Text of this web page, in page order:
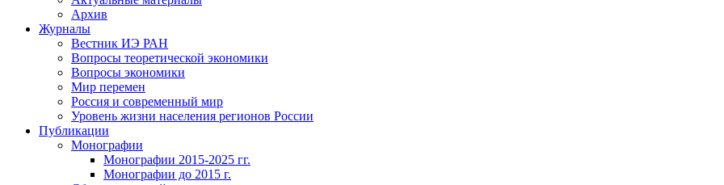
Архив
Журналы
Вестник ИЭ РАН
Вопросы теоретической экономики
Вопросы экономики
Мир перемен
Россия и современный мир
Уровень жизни населения регионов России
Публикации
Монографии
Монографии 2015-2025 гг.
Монографии до 2015 г.